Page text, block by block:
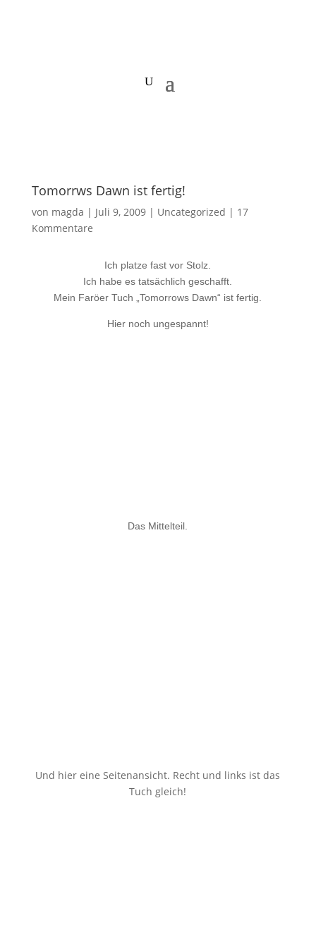
Tomorrws Dawn ist fertig!
von magda | Juli 9, 2009| Uncategorized | 17
Kommentare
Ich platze fast vor Stolz.
Ich habe es tatsächlich geschafft.
Mein Faröer Tuch „Tomorrows Dawn“ ist fertig.
Hier noch ungespannt!
Das Mittelteil.
Und hier eine Seitenansicht. Recht und links ist das
Tuch gleich!